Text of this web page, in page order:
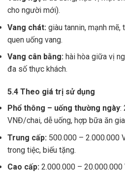
cho người mới).
Vang chát: giàu tannin, mạnh
quen uống vang.
Vang cân bằng: hài hòa giữa vị
đa số thực khách.
5.4 Theo giá trị sử dụng
Phổ thông – uống thường ngày:
VNĐ/chai, dễ uống, hợp bữa ăn
Trung cấp: 500.000 – 2.000.000
trong tiệc, biếu tặng.
Cao cấp: 2.000.000 –